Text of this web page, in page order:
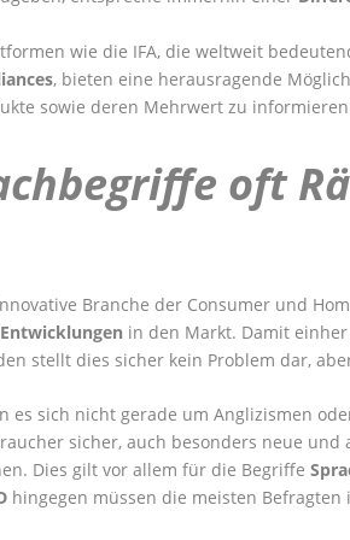
wie die IFA, die weltweit
, bieten eine herausragende
sowie deren Mehrwert zu
oft
Branche der Consumer und
in den Markt. Damit
stellt dies sicher kein Problem dar,
es sich nicht gerade um Anglizismen
sicher, auch besonders neue
Dies gilt vor allem für die Begriffe
hingegen müssen die meisten Befragten